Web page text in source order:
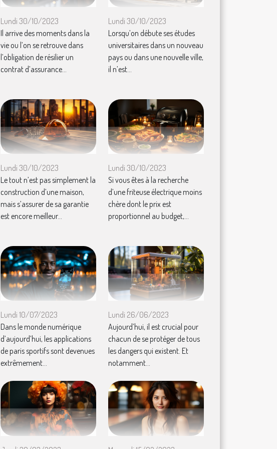
Lundi 30/10/2023
Il arrive des moments dans la
vie ou l’on se retrouve dans
l’obligation de résilier un
contrat d’assurance...
Lundi 30/10/2023
Lorsqu’on débute ses études
universitaires dans un nouveau
pays ou dans une nouvelle ville,
il n’est...
Lundi 30/10/2023
Le tout n’est pas simplement la
construction d’une maison,
mais s’assurer de sa garantie
est encore meilleur...
Lundi 30/10/2023
Si vous êtes à la recherche
d’une friteuse électrique moins
chère dont le prix est
proportionnel au budget,...
Lundi 10/07/2023
Dans le monde numérique
d’aujourd’hui, les applications
de paris sportifs sont devenues
extrêmement...
Lundi 26/06/2023
Aujourd’hui, il est crucial pour
chacun de se protéger de tous
les dangers qui existent. Et
notamment...